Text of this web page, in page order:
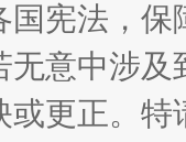
国宪法，
无意中涉
或更正。